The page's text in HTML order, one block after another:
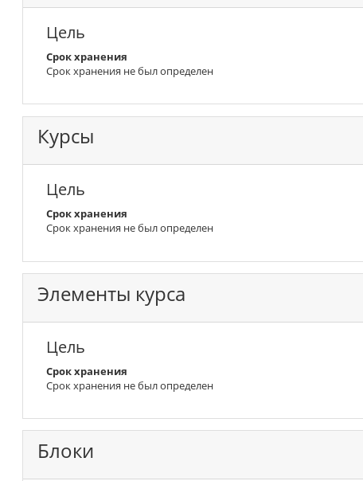
Цель
Срок хранения
Срок хранения не был определен
Курсы
Цель
Срок хранения
Срок хранения не был определен
Элементы курса
Цель
Срок хранения
Срок хранения не был определен
Блоки